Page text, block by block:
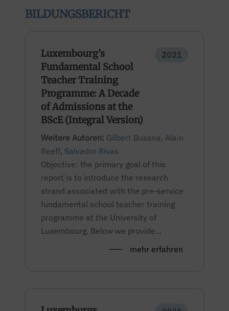
BILDUNGSBERICHT
Luxembourg’s
Fundamental School
Teacher Training
Programme: A Decade
of Admissions at the
BScE (Integral Version)
2021
Weitere Autoren: Gilbert Busana, Alain
Reeff, Salvador Rivas
Objective: the primary goal of this
report is to introduce the research
strand associated with the pre-service
fundamental school teacher training
programme at the University of
Luxembourg. Below we provide...
mehr erfahren